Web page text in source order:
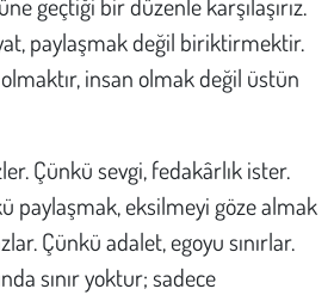
paylaşmak değil biriktirmektir.
insan olmak değil üstün
Çünkü sevgi, fedakârlık ister.
paylaşmak, eksilmeyi göze almak
Çünkü adalet, egoyu sınırlar.
sınır yoktur; sadece